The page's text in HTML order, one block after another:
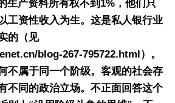
生产资料所有权不到1%，他们只
工资性收入为生。这是私人银行业
的（见
blog-267-795722.html）。
不属于同一个阶级。客观的社会存
不同的政治立场。不正面回答这个